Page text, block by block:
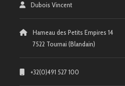
Dubois Vincent
Hameau des Petits Empires 14
7522 Tournai (Blandain)
+32(0)491 527 100